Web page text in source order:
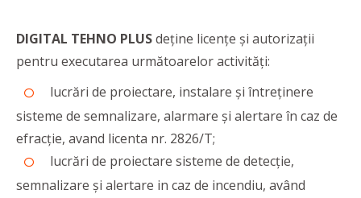
DIGITAL TEHNO PLUSdeține licențe și autorizații
pentru executarea următoarelor activități:
lucrări de proiectare, instalare și întreținere
sisteme de semnalizare, alarmare și alertare în caz de
efracție, avand licenta nr. 2826/T;
lucrări de proiectare sisteme de detecție,
semnalizare și alertare in caz de incendiu, având